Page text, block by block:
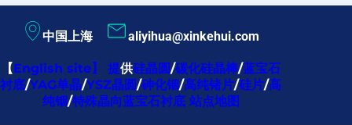
内
容
中国上海 aliyihua@xinkehui.com
【English site】提供硅晶圆/碳化硅晶棒/蓝宝石
衬底/YAG单晶/YSZ晶圆/砷化铟/高纯锗片/硅片/高
纯铟/特殊晶向蓝宝石衬底 站点地图